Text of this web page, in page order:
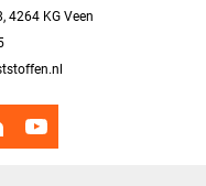
4264 KG Veen